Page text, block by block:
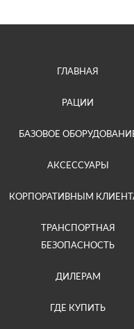
ГЛАВНАЯ
РАЦИИ
БАЗОВОЕ
АКСЕССУАРЫ
КОРПОРАТИВНЫМ
ТРАНСПОРТНАЯ
БЕЗОПАСНОСТЬ
ДИЛЕРАМ
ГДЕ КУПИТЬ